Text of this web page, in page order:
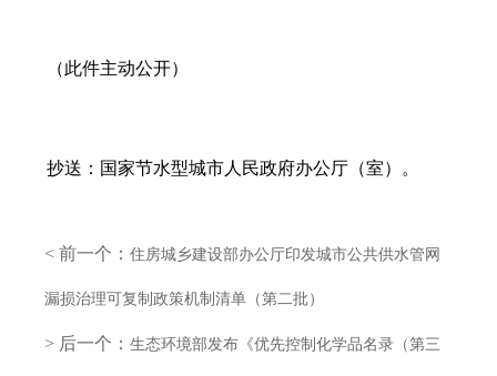
（此件主动公开）
抄送：国家节水型城市人民政府办公厅（室）。
< 前一个： 住房城乡建设部办公厅印发城市公共供水管网
漏损治理可复制政策机制清单（第二批）
> 后一个： 生态环境部发布《优先控制化学品名录（第三